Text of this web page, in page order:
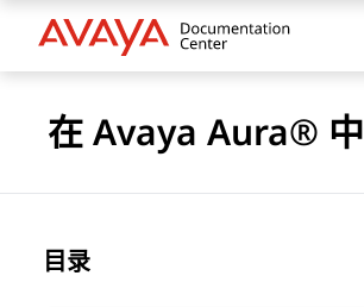
在 Avaya Aura®
目录